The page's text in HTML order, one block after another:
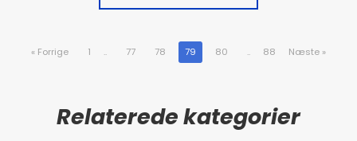
« Forrige 1 .. 77 78 79 80 .. 88 Næste »